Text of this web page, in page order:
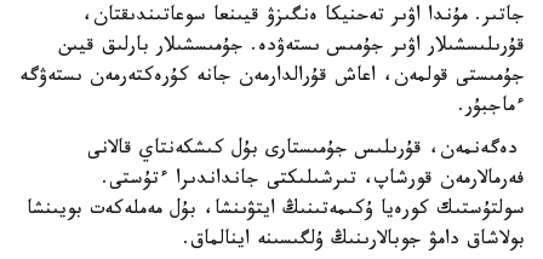
جاتىر. مۇندا اۋىر تەحنيكا ەنگىزۋ قيىنعا سوعاتىندىقتان،
قۇرىلىسشىلار اۋىر جۇمىس ىستەۋدە. جۇمىسشىلار بارلىق قيىن
جۇمىستى قولمەن، اعاش قۇرالدارمەن جانە كۇرەكتەرمەن ىستەۋگە
ءماجبۇر.
دەگەنمەن، قۇرىلىس جۇمىستارى بۇل كىشكەنتاي قالانى
فەرمالارمەن قورشاپ، تىرشىلىكتى جانداندىرا ءتۇستى.
سولتۇستىك كورەيا ۇكىمەتىنىڭ ايتۋىنشا، بۇل مەملەكەت بويىنشا
بولاشاق دامۋ جوبالارىنىڭ ۇلگىسىنە اينالماق.